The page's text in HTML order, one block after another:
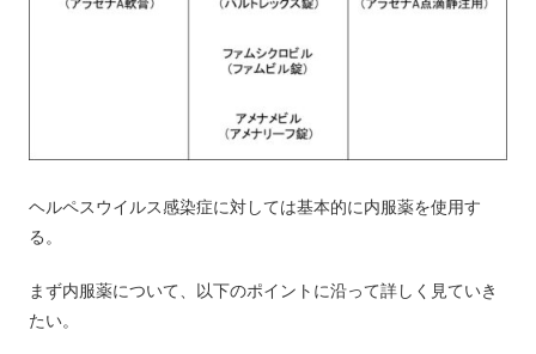
ヘルペスウイルス感染症に対しては基本的に内服薬を使用す
る。
まず内服薬について、以下のポイントに沿って詳しく見ていき
たい。